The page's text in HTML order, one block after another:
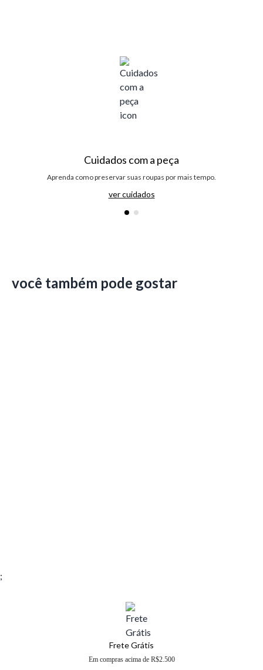
Cuidados com a peça
Aprenda como preservar suas roupas por mais tempo.
ver cuidados
você também pode gostar
;
Frete Grátis
Em compras acima de R$2.500